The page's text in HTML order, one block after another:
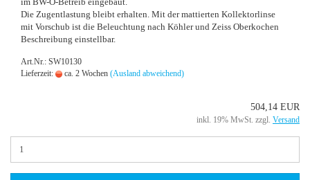
Die Zug­ent­las­tung bleibt er­hal­ten. Mit der mat­tier­ten Kol­lek­tor­lin­se
mit Vor­schub ist die Be­leuch­tung nach Köh­ler und Zeiss Ober­ko­chen
Be­schrei­bung ein­stell­bar.
Art.Nr.: SW10130
Lieferzeit:
ca. 2 Wochen (Ausland abweichend)
504,14 EUR
inkl. 19% MwSt. zzgl. Versand